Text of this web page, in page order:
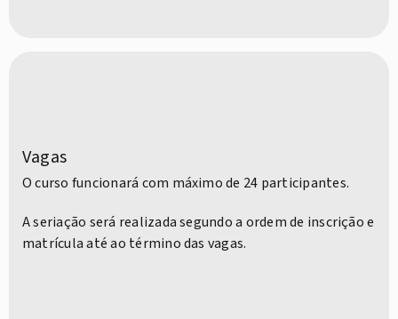
Vagas
O curso funcionará com máximo de 24 participantes.
A seriação será realizada segundo a ordem de inscrição e
matrícula até ao término das vagas.